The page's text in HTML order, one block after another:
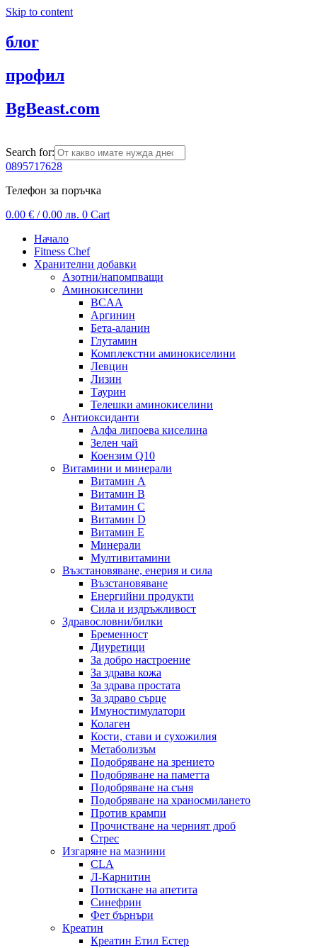
Skip to content
блог
профил
BgBeast.com
Search for:
0895717628
Телефон за поръчка
0.00 € / 0.00 лв. 0 Cart
Начало
Fitness Chef
Хранителни добавки
Азотни/напомпващи
Аминокиселини
BCAA
Аргинин
Бета-аланин
Глутамин
Комплекстни аминокиселини
Левцин
Лизин
Таурин
Телешки аминокиселини
Антиоксиданти
Алфа липоева киселина
Зелен чай
Коензим Q10
Витамини и минерали
Витамин А
Витамин B
Витамин C
Витамин D
Витамин E
Минерали
Мултивитамини
Възстановяване, енерия и сила
Възстановяване
Енергийни продукти
Сила и издръжливост
Здравословни/билки
Бременност
Диуретици
За добро настроение
За здрава кожа
За здрава простата
За здраво сърце
Имуностимулатори
Колаген
Кости, стави и сухожилия
Метаболизъм
Подобряване на зрението
Подобряване на паметта
Подобряване на съня
Подобряване на храносмилането
Против крампи
Прочистване на черният дроб
Стрес
Изгаряне на мазнини
CLA
Л-Карнитин
Потискане на апетита
Синефрин
Фет бърнъри
Креатин
Креатин Етил Естер